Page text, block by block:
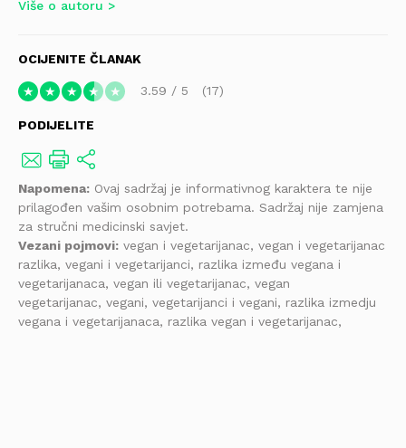
Više o autoru
OCIJENITE ČLANAK
★ ★ ★ ★ ★ 3.59 / 5 17
PODIJELITE
Napomena: Ovaj sadržaj je informativnog karaktera te nije
prilagođen vašim osobnim potrebama. Sadržaj nije zamjena
za stručni medicinski savjet.
Vezani pojmovi: vegan i vegetarijanac, vegan i vegetarijanac
razlika, vegani i vegetarijanci, razlika između vegana i
vegetarijanaca, vegan ili vegetarijanac, vegan
vegetarijanac, vegani, vegetarijanci i vegani, razlika izmedju
vegana i vegetarijanaca, razlika vegan i vegetarijanac,